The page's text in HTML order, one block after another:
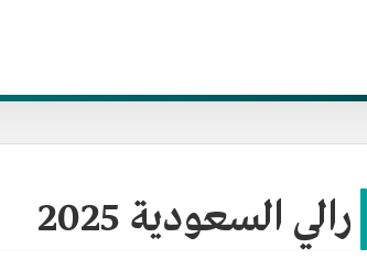
رالي السعودية 2025